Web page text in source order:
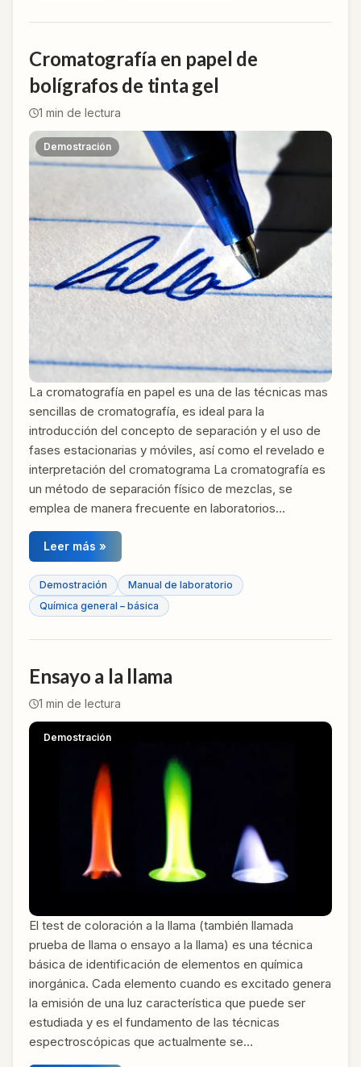
Cromatografía en papel de
bolígrafos de tinta gel
1 min de lectura
Demostración
La cromatografía en papel es una de las técnicas mas
sencillas de cromatografía, es ideal para la
introducción del concepto de separación y el uso de
fases estacionarias y móviles, así como el revelado e
interpretación del cromatograma La cromatografía es
un método de separación físico de mezclas, se
emplea de manera frecuente en laboratorios…
Leer más »
Demostración
Manual de laboratorio
Química general – básica
Ensayo a la llama
1 min de lectura
Demostración
El test de coloración a la llama (también llamada
prueba de llama o ensayo a la llama) es una técnica
básica de identificación de elementos en química
inorgánica. Cada elemento cuando es excitado genera
la emisión de una luz característica que puede ser
estudiada y es el fundamento de las técnicas
espectroscópicas que actualmente se…